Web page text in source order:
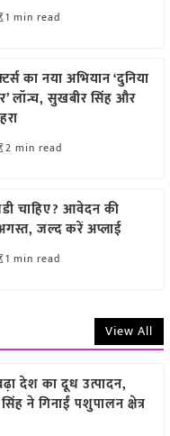
1 min read
का नया अभियान ‘दुनिया
लॉन्च, सुखबीर सिंह और
2 min read
चाहिए? आवेदन की
जल्द करें अप्लाई
1 min read
View All
देश का दूध उत्पादन,
ने गिनाईं पशुपालन क्षेत्र